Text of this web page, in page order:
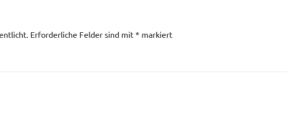
Erforderliche Felder sind mit * markiert